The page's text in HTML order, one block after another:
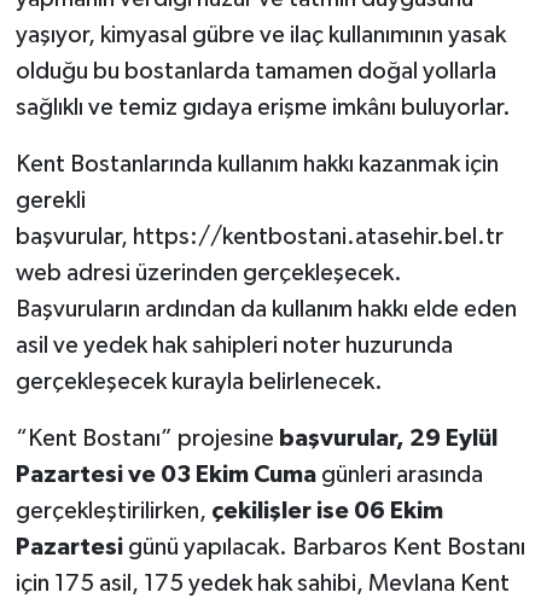
yaşıyor, kimyasal gübre ve ilaç kullanımının yasak
olduğu bu bostanlarda tamamen doğal yollarla
sağlıklı ve temiz gıdaya erişme imkânı buluyorlar.
Kent Bostanlarında kullanım hakkı kazanmak için
gerekli
başvurular, https://kentbostani.atasehir.bel.tr
web adresi üzerinden gerçekleşecek.
Başvuruların ardından da kullanım hakkı elde eden
asil ve yedek hak sahipleri noter huzurunda
gerçekleşecek kurayla belirlenecek.
“Kent Bostanı” projesine başvurular, 29 Eylül
Pazartesi ve 03 Ekim Cuma günleri arasında
gerçekleştirilirken, çekilişler ise 06 Ekim
Pazartesigünü yapılacak. Barbaros Kent Bostanı
için 175 asil, 175 yedek hak sahibi, Mevlana Kent